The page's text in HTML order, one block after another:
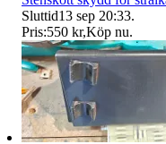
Sluttid13 sep 20:33.
Pris:550 kr,Köp nu.